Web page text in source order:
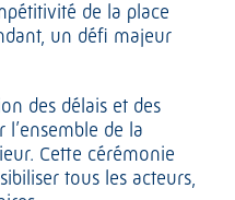
de la place
un défi majeur
des délais et des
de la
Cette cérémonie
tous les acteurs,